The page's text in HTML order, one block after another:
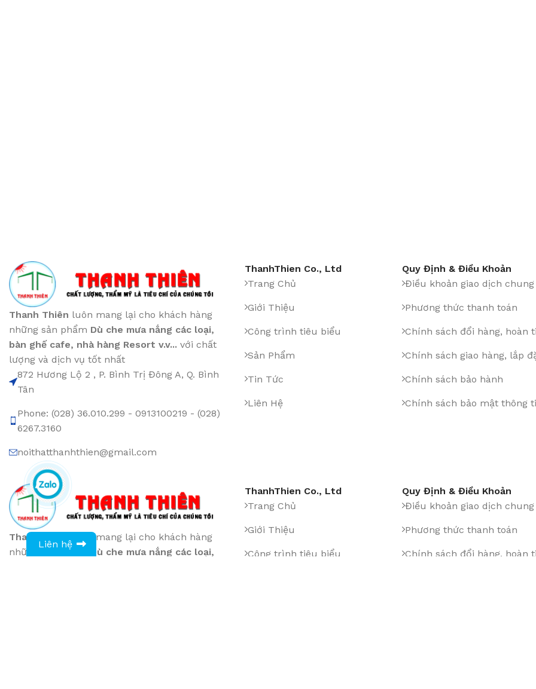
Thanh Thiên luôn mang lại cho khách hàng
những sản phẩm Dù che mưa nắng các loại,
bàn ghế cafe, nhà hàng Resort v.v... với chất
lượng và dịch vụ tốt nhất
872 Hương Lộ 2 , P. Bình Trị Đông A, Q. Bình
Tân
Phone: (028) 36.010.299 - 0913100219 - (028)
6267.3160
noithatthanhthien@gmail.com
ThanhThien Co., Ltd
Trang Chủ
Giới Thiệu
Công trình tiêu biểu
Sản Phẩm
Tin Tức
Liên Hệ
Quy Định & Điều Khoản
Điều khoản giao dịch chung
Phương thức thanh toán
Chính sách đổi hàng, hoàn
Chính sách giao hàng, lắp
Chính sách bảo hành
Chính sách bảo mật thông
Thanh Thiên
luôn mang lại cho khách hàng
những sản phẩm
Dù che mưa nắng các loại,
ThanhThien Co., Ltd
Trang Chủ
Giới Thiệu
Công trình tiêu biểu
Quy Định & Điều Khoản
Điều khoản giao dịch chung
Phương thức thanh toán
Chính sách đổi hàng, hoàn
Liên hệ
0943594386